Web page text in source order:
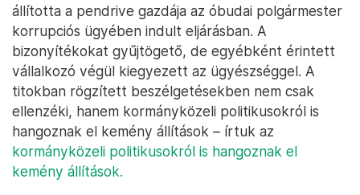
állította a pendrive gazdája az óbudai polgármester
korrupciós ügyében indult eljárásban. A
bizonyítékokat gyűjtögető, de egyébként érintett
vállalkozó végül kiegyezett az ügyészséggel. A
titokban rögzített beszélgetésekben nem csak
ellenzéki, hanem kormányközeli politikusokról is
hangoznak el kemény állítások – írtuk az
kormányközeli politikusokról is hangoznak el
kemény állítások.